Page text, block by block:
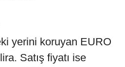
yerini koruyan EURO
Satış fiyatı ise